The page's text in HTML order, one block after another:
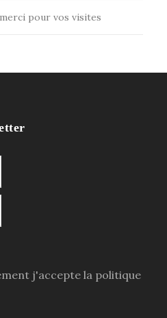
pour vos visites
j'accepte la politique